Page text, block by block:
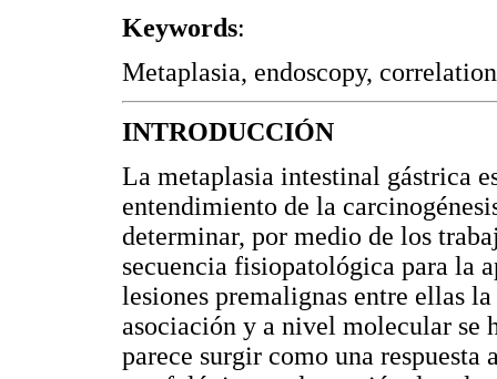
Keywords:
Metaplasia, endoscopy,
INTRODUCCIÓN
La metaplasia intestinal gástrica
entendimiento de la
determinar, por medio de los
secuencia fisiopatológica para la
lesiones premalignas entre ellas
asociación y a nivel molecular se
parece surgir como una respuesta